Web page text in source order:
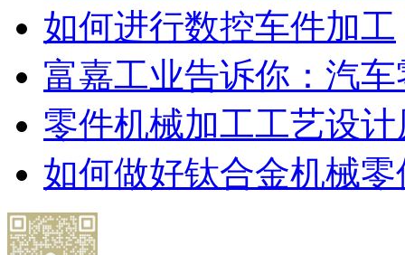
如何进行数控车件加工
富嘉工业告诉你：汽
零件机械加工工艺设
如何做好钛合金机械